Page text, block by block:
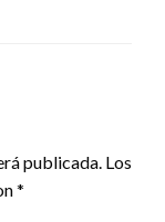
publicada. Los
*